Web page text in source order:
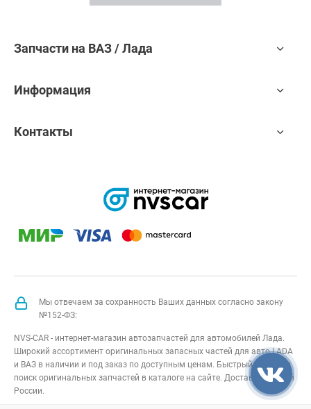
Запчасти на ВАЗ / Лада
Информация
Контакты
Мы отвечаем за сохранность Ваших данных согласно закону
№152-ФЗ:
NVS-CAR - интернет-магазин автозапчастей для автомобилей Лада.
Широкий ассортимент оригинальных запасных частей для авто LADA
и ВАЗ в наличии и под заказ по доступным ценам. Быстрый подбор и
поиск оригинальных запчастей в каталоге на сайте. Доставка по всей
России.